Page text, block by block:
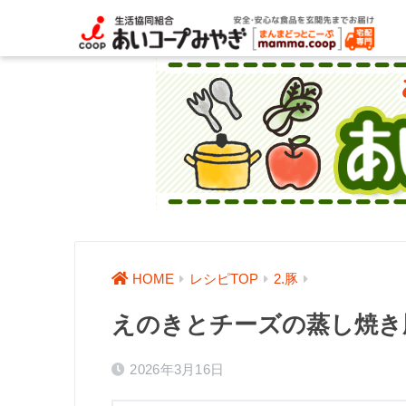
HOME レシピTOP 2.豚
えのきとチーズの蒸し焼
2026年3月16日